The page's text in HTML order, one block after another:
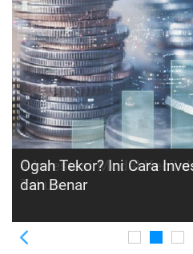
4 Investasi Modal Kecil
Tahun